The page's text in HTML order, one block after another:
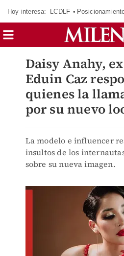
Hoy interesa: LCDLF
Daisy Anahy,
Eduin Caz
quienes la
por su nuevo
La modelo e influencer
insultos de los
sobre su nueva imagen.